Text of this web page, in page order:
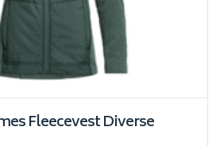
Fleecevest Diverse